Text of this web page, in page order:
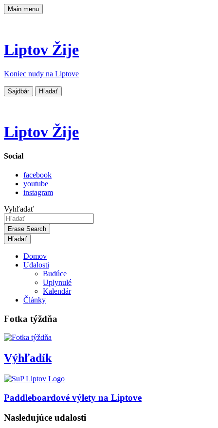
Main menu
Liptov Žije
Koniec nudy na Liptove
Sajdbár Hľadať
Liptov Žije
Social
facebook
youtube
instagram
Vyhľadať
Erase Search
Domov
Udalosti
Budúce
Uplynulé
Kalendár
Články
Fotka týždňa
Výhľadík
Paddleboardové výlety na Liptove
Nasledujúce udalosti